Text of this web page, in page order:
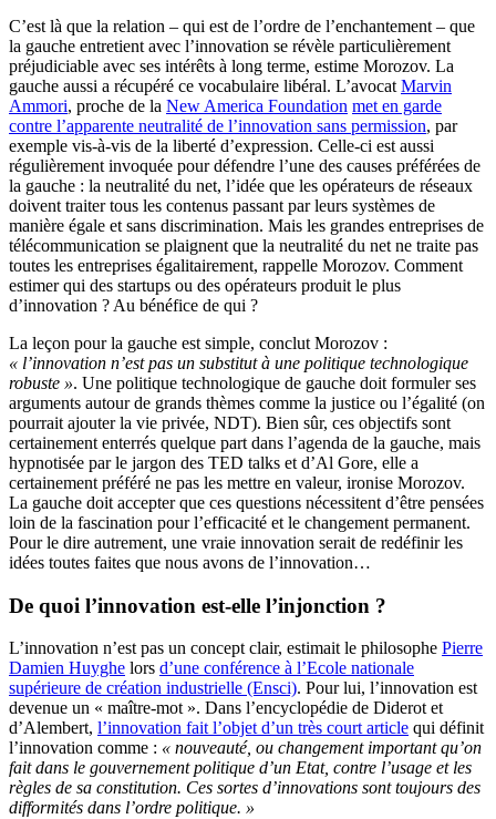
C’est là que la relation – qui est de l’ordre de l’enchantement – que
la gauche entretient avec l’innovation se révèle particulièrement
préjudiciable avec ses intérêts à long terme, estime Morozov. La
gauche aussi a récupéré ce vocabulaire libéral. L’avocat Marvin
Ammori, proche de la New America Foundation met en garde
contre l’apparente neutralité de l’innovation sans permission, par
exemple vis-à-vis de la liberté d’expression. Celle-ci est aussi
régulièrement invoquée pour défendre l’une des causes préférées de
la gauche : la neutralité du net, l’idée que les opérateurs de réseaux
doivent traiter tous les contenus passant par leurs systèmes de
manière égale et sans discrimination. Mais les grandes entreprises de
télécommunication se plaignent que la neutralité du net ne traite pas
toutes les entreprises égalitairement, rappelle Morozov. Comment
estimer qui des startups ou des opérateurs produit le plus
d’innovation ? Au bénéfice de qui ?
La leçon pour la gauche est simple, conclut Morozov :
« l’innovation n’est pas un substitut à une politique technologique
robuste ». Une politique technologique de gauche doit formuler ses
arguments autour de grands thèmes comme la justice ou l’égalité (on
pourrait ajouter la vie privée, NDT). Bien sûr, ces objectifs sont
certainement enterrés quelque part dans l’agenda de la gauche, mais
hypnotisée par le jargon des TED talks et d’Al Gore, elle a
certainement préféré ne pas les mettre en valeur, ironise Morozov.
La gauche doit accepter que ces questions nécessitent d’être pensées
loin de la fascination pour l’efficacité et le changement permanent.
Pour le dire autrement, une vraie innovation serait de redéfinir les
idées toutes faites que nous avons de l’innovation…
De quoi l’innovation est-elle l’injonction ?
L’innovation n’est pas un concept clair, estimait le philosophe Pierre
Damien Huyghe lors d’une conférence à l’Ecole nationale
supérieure de création industrielle (Ensci). Pour lui, l’innovation est
devenue un « maître-mot ». Dans l’encyclopédie de Diderot et
d’Alembert, l’innovation fait l’objet d’un très court article qui définit
l’innovation comme : « nouveauté, ou changement important qu’on
fait dans le gouvernement politique d’un Etat, contre l’usage et les
règles de sa constitution. Ces sortes d’innovations sont toujours des
difformités dans l’ordre politique. »